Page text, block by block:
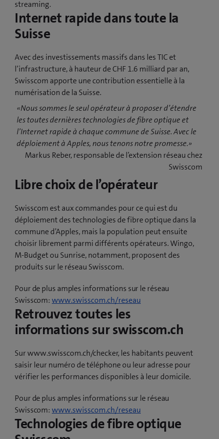
streaming.
Internet rapide dans toute la
Suisse
Avec des investissements massifs dans les TIC et
l’infrastructure, à hauteur de CHF 1.6 milliard par an,
Swisscom apporte une contribution essentielle à la
numérisation de la Suisse.
«Nous sommes le seul opérateur à proposer d’étendre
les toutes dernières technologies de fibre optique et
l’Internet rapide à chaque commune de Suisse. Avec le
déploiement à Apples, nous tenons notre promesse.»
Markus Reber, responsable de l’extension réseau chez
Swisscom
Libre choix de l’opérateur
Swisscom est aux commandes pour ce qui est du
déploiement des technologies de fibre optique dans la
commune d’Apples, mais la population peut ensuite
choisir librement parmi différents opérateurs. Wingo,
M-Budget ou Sunrise, notamment, proposent des
produits sur le réseau Swisscom.
Pour de plus amples informations sur le réseau
Swisscom:www.swisscom.ch/reseau
Retrouvez toutes les
informations sur swisscom.ch
Sur www.swisscom.ch/checker, les habitants peuvent
saisir leur numéro de téléphone ou leur adresse pour
vérifier les performances disponibles à leur domicile.
Pour de plus amples informations sur le réseau
Swisscom:www.swisscom.ch/reseau
Technologies de fibre optique